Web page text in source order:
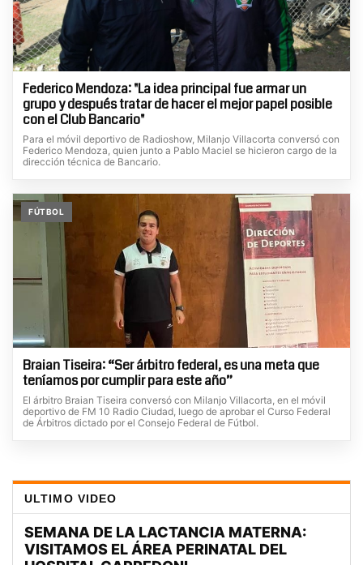
Federico Mendoza: "La idea principal fue armar un
grupo y después tratar de hacer el mejor papel posible
con el Club Bancario"
Para el móvil deportivo de Radioshow, Milanjo Villacorta conversó con
Federico Mendoza, quien junto a Pablo Maciel se hicieron cargo de la
dirección técnica de Bancario.
FÚTBOL
Braian Tiseira: “Ser árbitro federal, es una meta que
teníamos por cumplir para este año”
El árbitro Braian Tiseira conversó con Milanjo Villacorta, en el móvil
deportivo de FM 10 Radio Ciudad, luego de aprobar el Curso Federal
de Árbitros dictado por el Consejo Federal de Fútbol.
ULTIMO VIDEO